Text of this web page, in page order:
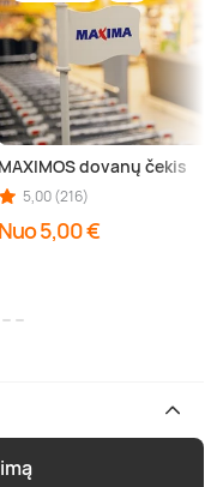
(aps.), Nida (aps.),
MAXIMOS dovanų čekis
5,00 (216)
Nuo 5,00 €